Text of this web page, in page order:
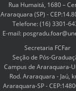
Rua Humaitá, 1680 –
Araraquara (SP) -
Telefone: (16) 3301-
E-mail:
Secretaria FCFar
Seção de Pós-
Campus de Araraquara-
Rod. Araraquara - Jaú,
Araraquara-SP -